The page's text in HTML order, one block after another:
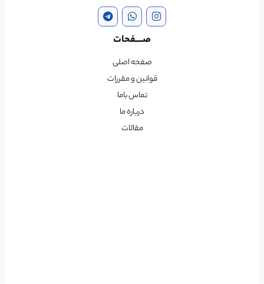
صــــفحات
صفحه اصلی
قوانین و مقررات
تماس باما
درباره ما
مقالات